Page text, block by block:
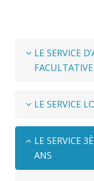
LE SERVICE
FACULTATIVE
LE SERVICE
LE SERVICE
ANS